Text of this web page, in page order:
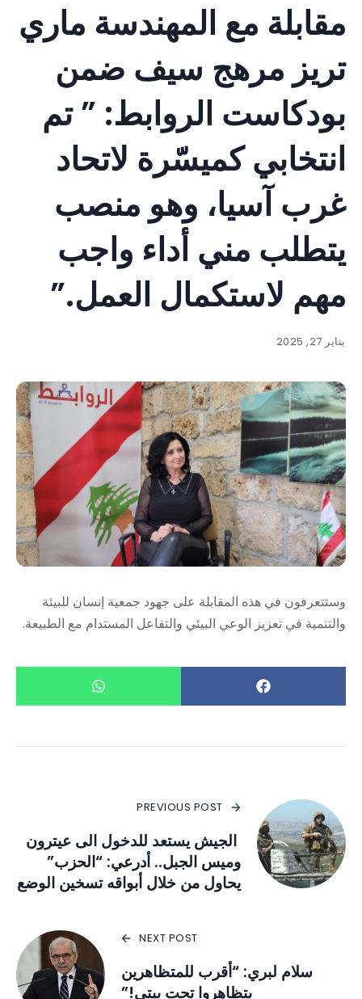
مقابلة مع المهندسة ماري
تريز مرهج سيف ضمن
بودكاست الروابط: ” تم
انتخابي كميسّرة لاتحاد
غرب آسيا، وهو منصب
يتطلب مني أداء واجب
مهم لاستكمال العمل.”
يناير 27, 2025
وستتعرفون في هذه المقابلة على جهود جمعية إنسان للبيئة
والتنمية في تعزيز الوعي البيئي والتفاعل المستدام مع الطبيعة.
PREVIOUS POST
الجيش يستعد للدخول الى عيترون
وميس الجبل.. أدرعي: “الحزب”
يحاول من خلال أبواقه تسخين الوضع
NEXT POST
سلام لبري: “أقرب للمتظاهرين
يتظاهروا تحت بيتي!”